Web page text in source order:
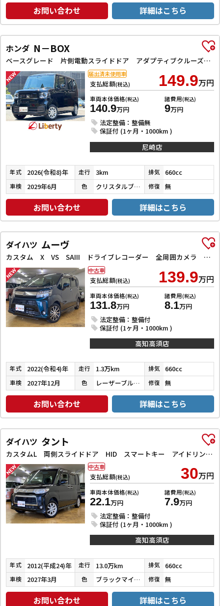
お問い合わせ 詳細はこちら
ホンダ N－BOX
ベースグレード 片側電動スライドドア アダプティブクルーズコントロール LEDヘッドライト クリアランスソナー スマートキー アイドリングストップ CVT ESC チップアップシート エアコン パワーウィンドウ
支払総額(税込) 149.9万円
車両本体価格(税込)
140.9万円
諸費用(税込)
9万円
法定整備：整備無
保証付 (1ヶ月・1000km )
届出済未使用車
尼崎店
年式 2026(令和8)年 走行 3km 排気 660cc
車検 2029年6月 色 クリスタルブラックパール 修復 無
お問い合わせ 詳細はこちら
ダイハツ ムーヴ
カスタム X VS SAIII ドライブレコーダー 全周囲カメラ ナビ TV クリアランスソナー 衝突被害軽減システム オートマチックハイビーム オートライト LEDヘッドランプ スマートキー アイドリングストップ 電動格納ミラー
支払総額(税込) 139.9万円
車両本体価格(税込)
131.8万円
諸費用(税込)
8.1万円
法定整備：整備付
保証付 (1ヶ月・1000km )
中古車
高知高須店
年式 2022(令和4)年 走行 1.3万km 排気 660cc
車検 2027年12月 色 レーザーブルークリスタルシャイン 修復 無
お問い合わせ 詳細はこちら
ダイハツ タント
カスタムL 両側スライドドア HID スマートキー アイドリングストップ 電動格納ミラー ベンチシート CVT 盗難防止システム ABS アルミホイール 衝突安全ボディ エアコン パワーステアリング
支払総額(税込) 30万円
車両本体価格(税込)
22.1万円
諸費用(税込)
7.9万円
法定整備：整備付
保証付 (1ヶ月・1000km )
中古車
高知高須店
年式 2012(平成24)年 走行 13.0万km 排気 660cc
車検 2027年3月 色 ブラックマイカメタリック 修復 無
お問い合わせ 詳細はこちら